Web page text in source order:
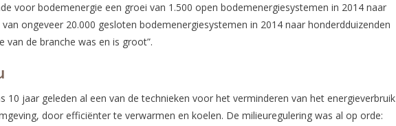
voor bodemenergie een groei van 1.500 open bodemenergiesystemen in 2014 naar
van ongeveer 20.000 gesloten bodemenergiesystemen in 2014 naar honderdduizenden
van de branche was en is groot”.
10 jaar geleden al een van de technieken voor het verminderen van het energieverbruik
door efficiënter te verwarmen en koelen. De milieuregulering was al op orde: